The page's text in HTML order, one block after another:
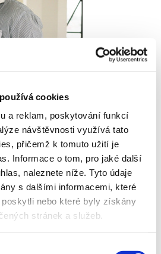
cookies
a reklam, poskytování funkcí
návštěvnosti využívá tato
přičemž k tomuto užití je
Informace o tom, pro jaké další
naleznete níže. Tyto údaje
s dalšími informacemi, které
nebo které byly získány
stránek a služeb.